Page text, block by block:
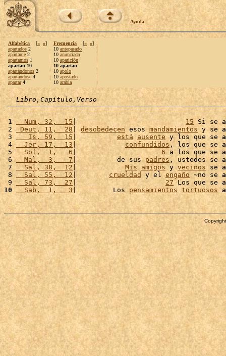
Ayuda
Alfabética [« »]
apartados 2
apártame 2
apartamos 1
apartan 10
apartándonos 2
apartándose 4
apartar4
Frecuencia [« »]
10 antepasado
10 anunciada
10 aparición
10 apartan
10 apolo
10 apostado
10 arabia
Libro,Capítulo,Verso
1
  Num, 32,  15
| 15 Si se
2 Deut, 11,  28 | desobedecen esos mandamientos y se
3
   Is, 59,  15
| está ausente y los que se
4
  Jer, 17,  13
| confundidos, los que se
5
  Sof,  1,   6
| 6 a los que se
6
  Mal,  3,   7
|          de sus padres , ustedes se
7
  Sal, 38,  12
| Mis amigos y vecinos se
8
  Sal, 55,  12
| crueldad y el engaño ~no se
9
  Sal, 73,  27
| 27 Los que se
10
  Sab,  1,   3
|         Los pensamientos tortuosos